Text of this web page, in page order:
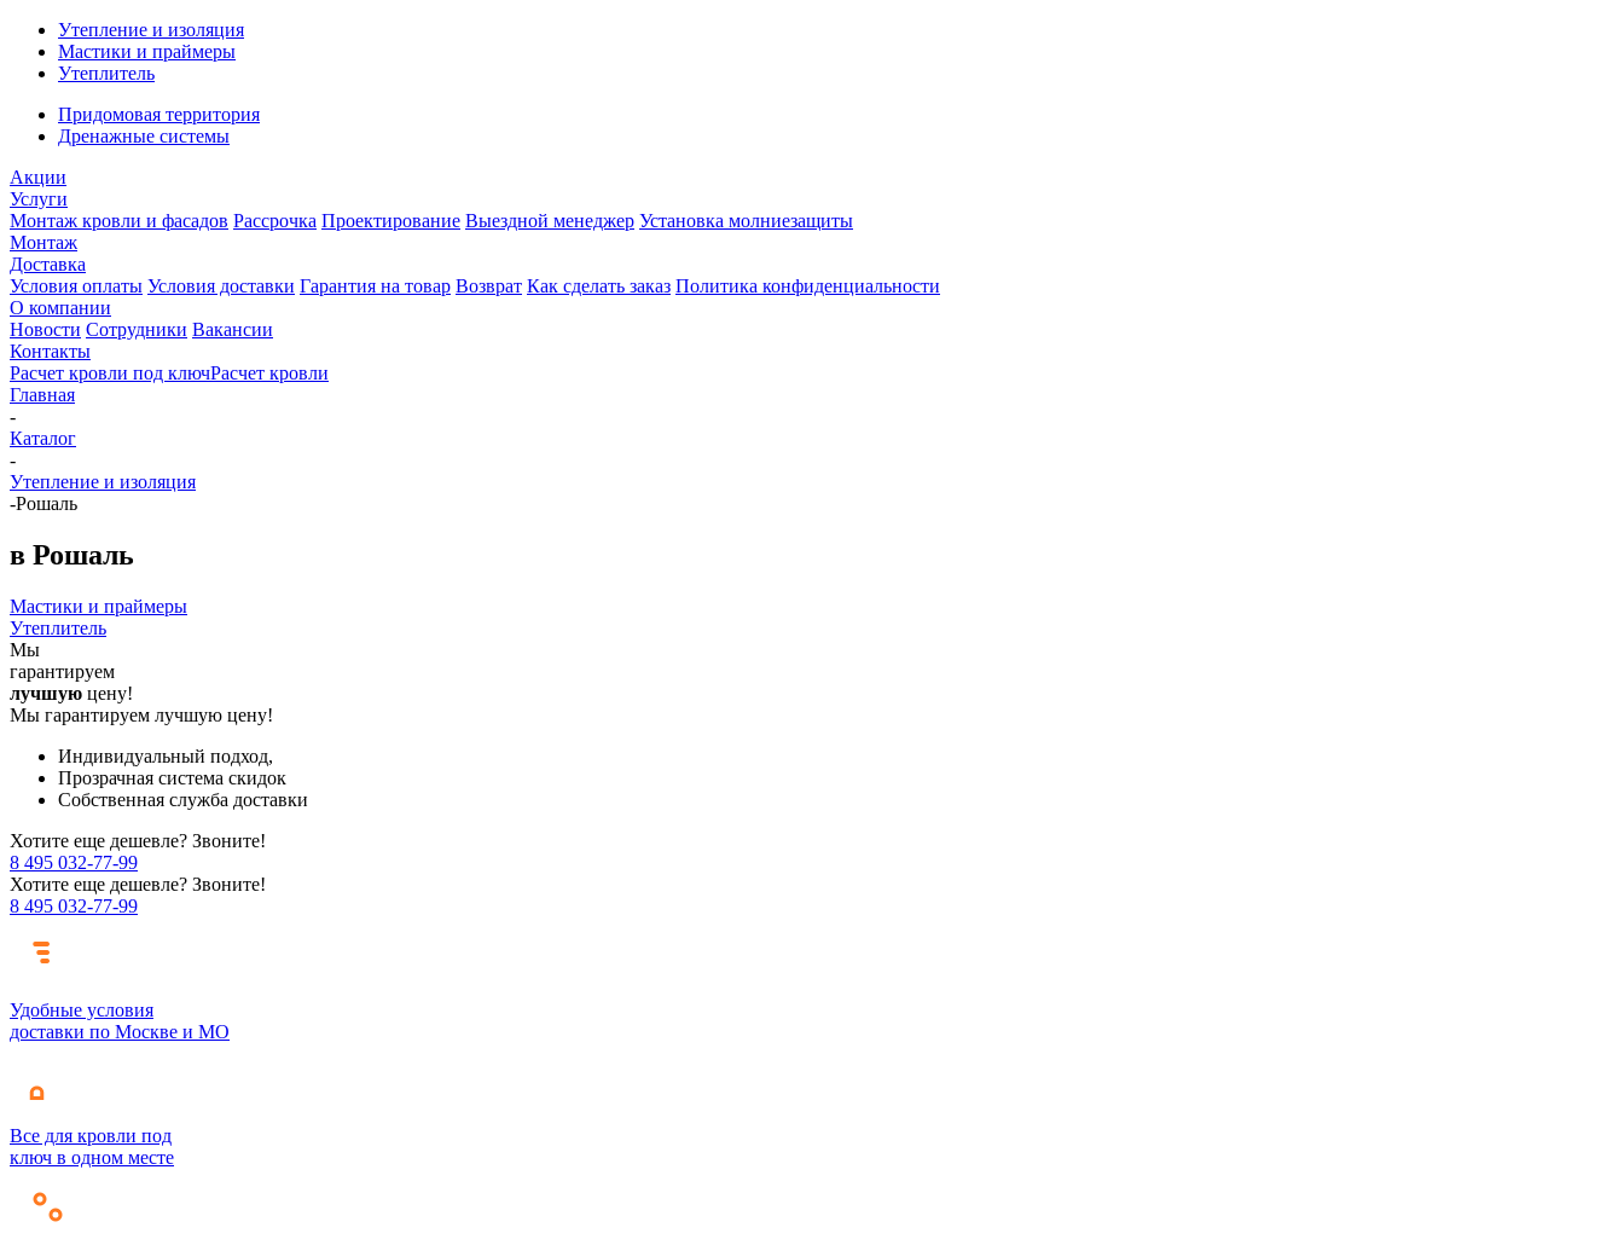
Утепление и изоляция
Мастики и праймеры
Утеплитель
Придомовая территория
Дренажные системы
Акции
Услуги
Монтаж кровли и фасадов Рассрочка Проектирование Выездной менеджер Установка молниезащиты
Монтаж
Доставка
Условия оплаты Условия доставки Гарантия на товар Возврат Как сделать заказ Политика конфиденциальности
О компании
Новости Сотрудники Вакансии
Контакты
Расчет кровли под ключРасчет кровли
Главная
-
Каталог
-
Утепление и изоляция
-Рошаль
в Рошаль
Мастики и праймеры
Утеплитель
Мы
гарантируем
лучшую цену!
Мы гарантируем лучшую цену!
Индивидуальный подход,
Прозрачная система скидок
Собственная служба доставки
Хотите еще дешевле? Звоните!
8 495 032-77-99
Хотите еще дешевле? Звоните!
8 495 032-77-99
Удобные условия
доставки по Москве и МО
Все для кровли под
ключ в одном месте